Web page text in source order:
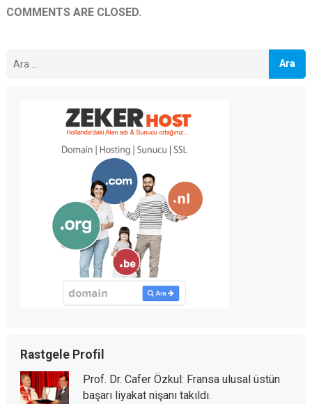
COMMENTS ARE CLOSED.
Rastgele Profil
Prof. Dr. Cafer Özkul: Fransa ulusal üstün
başarı liyakat nişanı takıldı.